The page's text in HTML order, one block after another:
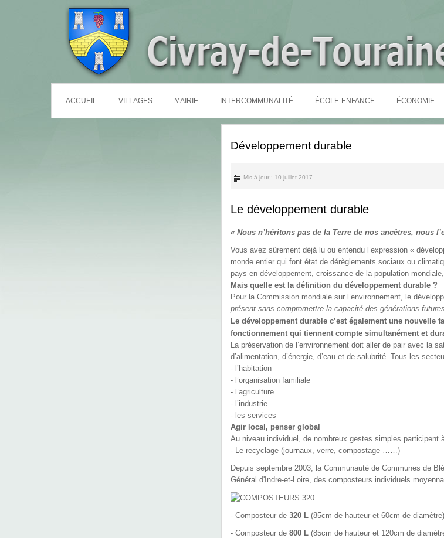
ACCUEIL VILLAGES MAIRIE INTERCOMMUNALITÉ ÉCOLE-ENFANCE ÉCONOMIE
Développement durable
Mis à jour : 10 juillet 2017
Le développement durable
« Nous n’héritons pas de la Terre de nos ancêtres, nous
Vous avez sûrement déjà lu ou entendu l’expression «
monde entier qui font état de dérèglements sociaux ou
pays en développement, croissance de la population
Mais quelle est la définition du développement durable ?
Pour la Commission mondiale sur l’environnement, le
présent sans compromettre la capacité des générations
Le développement durable c’est également une nouvelle
fonctionnement qui tiennent compte simultanément et
La préservation de l’environnement doit aller de pair avec la
d’alimentation, d’énergie, d’eau et de salubrité. Tous les
- l’habitation
- l’organisation familiale
- l’agriculture
- l’industrie
- les services
Agir local, penser global
Au niveau individuel, de nombreux gestes simples participent
- Le recyclage (journaux, verre, compostage ……)
Depuis septembre 2003, la Communauté de Communes de
Général d'Indre-et-Loire, des composteurs individuels
- Composteur de 320 L (85cm de hauteur et 60cm de
- Composteur de 800 L (85cm de hauteur et 120cm de